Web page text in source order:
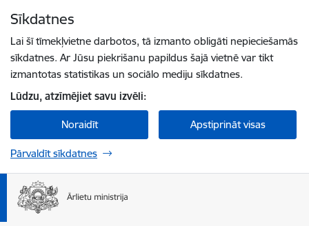
Sīkdatnes
Lai šī tīmekļvietne darbotos, tā izmanto obligāti nepieciešamās
sīkdatnes. Ar Jūsu piekrišanu papildus šajā vietnē var tikt
izmantotas statistikas un sociālo mediju sīkdatnes.
Lūdzu, atzīmējiet savu izvēli:
Noraidīt Apstiprināt visas
Pārvaldīt sīkdatnes